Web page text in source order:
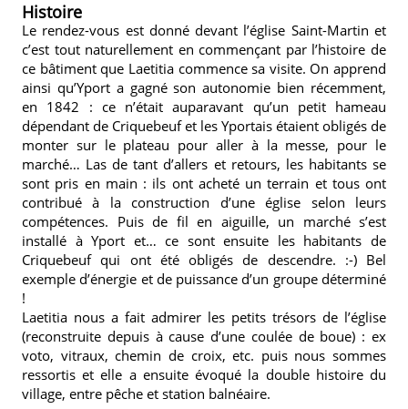
Histoire
Le rendez-vous est donné devant l’église Saint-Martin et
c’est tout naturellement en commençant par l’histoire de
ce bâtiment que Laetitia commence sa visite. On apprend
ainsi qu’Yport a gagné son autonomie bien récemment,
en 1842 : ce n’était auparavant qu’un petit hameau
dépendant de Criquebeuf et les Yportais étaient obligés de
monter sur le plateau pour aller à la messe, pour le
marché… Las de tant d’allers et retours, les habitants se
sont pris en main : ils ont acheté un terrain et tous ont
contribué à la construction d’une église selon leurs
compétences. Puis de fil en aiguille, un marché s’est
installé à Yport et… ce sont ensuite les habitants de
Criquebeuf qui ont été obligés de descendre. :-) Bel
exemple d’énergie et de puissance d’un groupe déterminé
!
Laetitia nous a fait admirer les petits trésors de l’église
(reconstruite depuis à cause d’une coulée de boue) : ex
voto, vitraux, chemin de croix, etc. puis nous sommes
ressortis et elle a ensuite évoqué la double histoire du
village, entre pêche et station balnéaire.